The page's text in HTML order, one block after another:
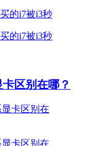
区别在哪？